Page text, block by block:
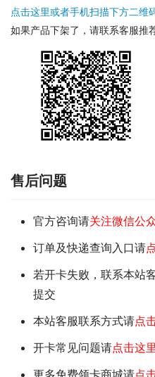
点击这里或者手机扫描下方二维
如果产品下架了，请联系客服推
售后问题
官方咨询请关注微信公
订单及快递查询入口请
若开卡失败，联系本站
提交
本站客服联系方式请点
开卡常见问题请点击这里
更多免费领卡商城请点